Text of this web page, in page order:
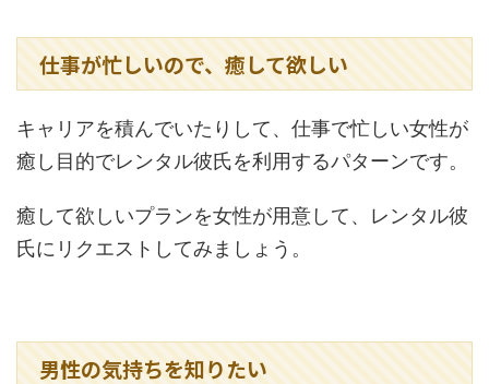
仕事が忙しいので、癒して欲しい
キャリアを積んでいたりして、仕事で忙しい女性が
癒し目的でレンタル彼氏を利用するパターンです。
癒して欲しいプランを女性が用意して、レンタル彼
氏にリクエストしてみましょう。
男性の気持ちを知りたい